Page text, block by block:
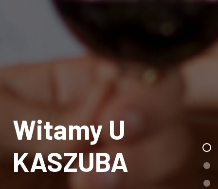
Witamy U
KASZUBA